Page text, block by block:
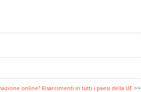
online? Risarcimenti in tutti i paesi della UE >>